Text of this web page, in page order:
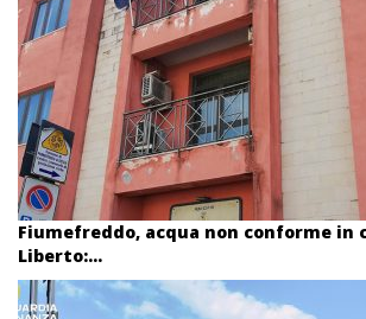
Fiumefreddo, acqua non conforme in
Liberto:...